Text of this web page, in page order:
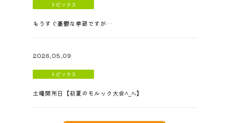
トピックス
もうすぐ憂鬱な季節ですが…
2026.05.09
トピックス
土曜開所日【初夏のモルック大会^_^;】